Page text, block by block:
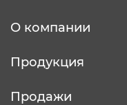
О компании
Продукция
Продажи